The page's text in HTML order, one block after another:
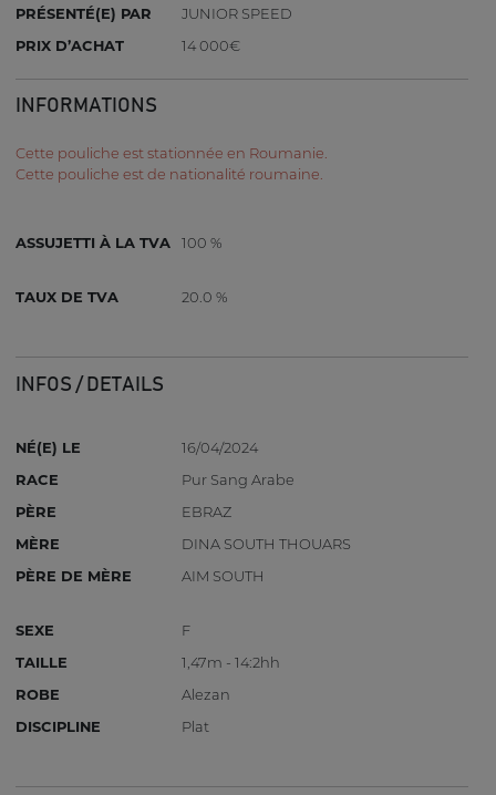
PRÉSENTÉ(E) PAR
JUNIOR SPEED
PRIX D’ACHAT
14 000€
INFORMATIONS
Cette pouliche est stationnée en Roumanie.
Cette pouliche est de nationalité roumaine.
ASSUJETTI À LA TVA 100 %
TAUX DE TVA 20.0 %
INFOS / DETAILS
NÉ(E) LE
16/04/2024
RACE
Pur Sang Arabe
PÈRE
EBRAZ
MÈRE
DINA SOUTH THOUARS
PÈRE DE MÈRE
AIM SOUTH
SEXE
F
TAILLE
1,47m - 14:2hh
ROBE
Alezan
DISCIPLINE
Plat